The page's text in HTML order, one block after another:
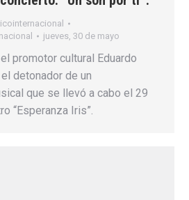
jueves, 30 de mayo
promotor cultural Eduardo
detonador de un
que se llevó a cabo el 29
“Esperanza Iris”.